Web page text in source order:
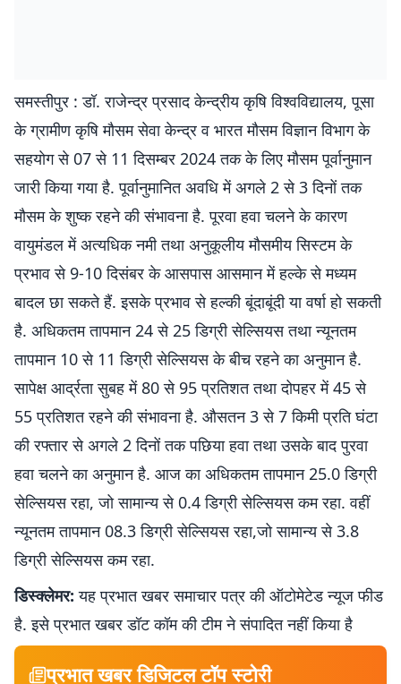
समस्तीपुर : डॉ. राजेन्द्र प्रसाद केन्द्रीय कृषि विश्वविद्यालय, पूसा
के ग्रामीण कृषि माैसम सेवा केन्द्र व भारत मौसम विज्ञान विभाग के
सहयाेग से 07 से 11 दिसम्बर 2024 तक के लिए मौसम पूर्वानुमान
जारी किया गया है. पूर्वानुमानित अवधि में अगले 2 से 3 दिनों तक
माैसम के शुष्क रहने की संभावना है. पूरवा हवा चलने के कारण
वायुमंडल में अत्यधिक नमी तथा अनुकूलीय माैसमीय सिस्टम के
प्रभाव से 9-10 दिसंबर के आसपास आसमान में हल्के से मध्यम
बादल छा सकते हैं. इसके प्रभाव से हल्की बूंदाबूंदी या वर्षा हो सकती
है. अधिकतम तापमान 24 से 25 डिग्री सेल्सियस तथा न्यूनतम
तापमान 10 से 11 डिग्री सेल्सियस के बीच रहने का अनुमान है.
सापेक्ष आर्द्रता सुबह में 80 से 95 प्रतिशत तथा दोपहर में 45 से
55 प्रतिशत रहने की संभावना है. औसतन 3 से 7 किमी प्रति घंटा
की रफ्तार से अगले 2 दिनों तक पछिया हवा तथा उसके बाद पुरवा
हवा चलने का अनुमान है. आज का अधिकतम तापमान 25.0 डिग्री
सेल्सियस रहा, जो सामान्य से 0.4 डिग्री सेल्सियस कम रहा. वहीं
न्यूनतम तापमान 08.3 डिग्री सेल्सियस रहा,जो सामान्य से 3.8
डिग्री सेल्सियस कम रहा.
डिस्क्लेमर: यह प्रभात खबर समाचार पत्र की ऑटोमेटेड न्यूज फीड
है. इसे प्रभात खबर डॉट कॉम की टीम ने संपादित नहीं किया है
प्रभात खबर डिजिटल टॉप स्टोरी